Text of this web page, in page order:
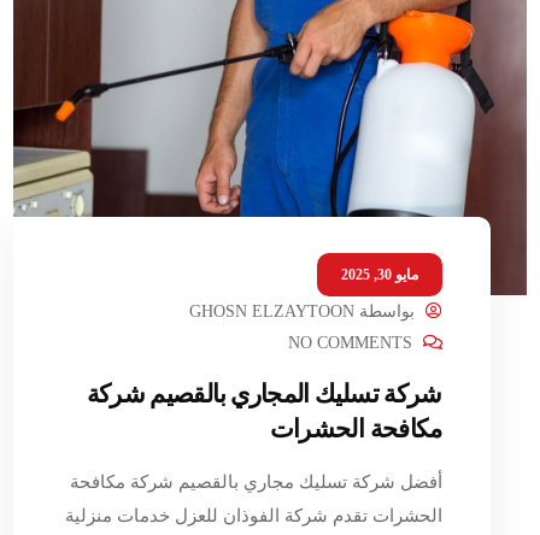
مايو 30, 2025
بواسطةGHOSN ELZAYTOON
NO COMMENTS
شركة تسليك المجاري بالقصيم شركة
مكافحة الحشرات
أفضل شركة تسليك مجاري بالقصيم شركة مكافحة
الحشرات تقدم شركة الفوذان للعزل خدمات منزلية